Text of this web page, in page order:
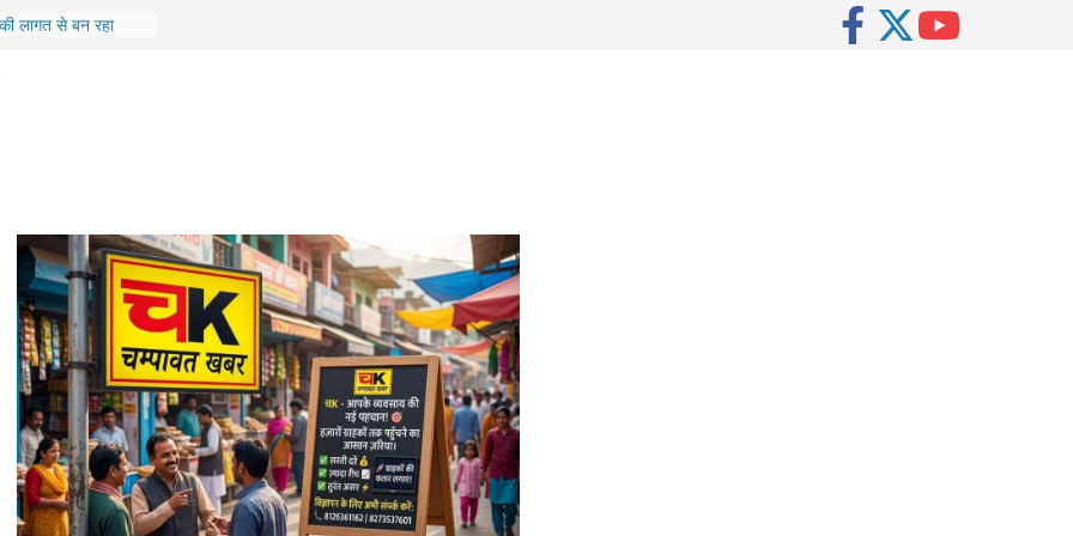
का निरीक्षण, जांच
प्रशासनिक फेरबदल,
के तबादले
और विधायक के
डालने वाला आरोपी
का औचक निरीक्षण,
निलंबित